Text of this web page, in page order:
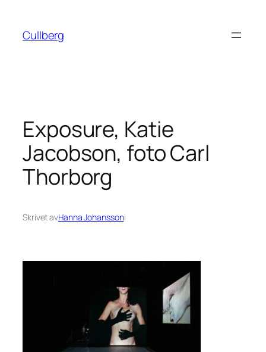
innehåll
Cullberg
Exposure, Katie
Jacobson, foto Carl
Thorborg
Skrivet avHanna Johanssoni